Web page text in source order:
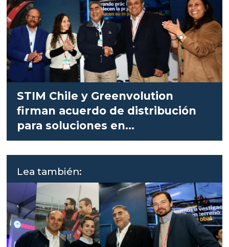
STIM Chile y Greenvolution
firman acuerdo de distribución
para soluciones en
salmonicultura
Lea también: